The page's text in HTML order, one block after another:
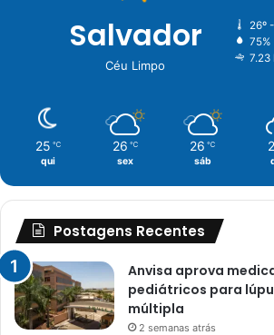
Salvador
Céu Limpo
26º
75%
7.23
25 ℃
qui
26 ℃
sex
26 ℃
sáb
Postagens Recentes
Anvisa aprova
pediátricos para
múltipla
2 semanas atrás